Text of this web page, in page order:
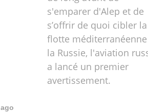
s'emparer d'Alep et de
s’offrir de quoi cibler la
flotte
la Russie, l'aviation
a lancé un premier
avertissement.